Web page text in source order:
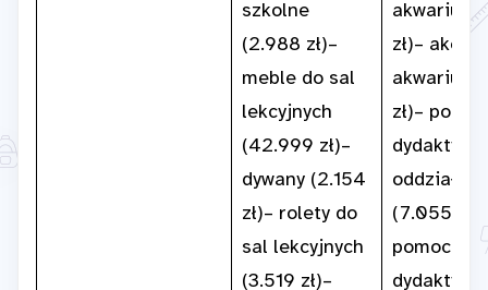
szkolne
(2.988 zł)–
meble do sal
lekcyjnych
(42.999 zł)–
dywany (2.154
zł)– rolety do
sal lekcyjnych
(3.519 zł)–
akwarium
zł)–
akwarium
zł)–
oddziału
(7.055 zł)–
pomoce